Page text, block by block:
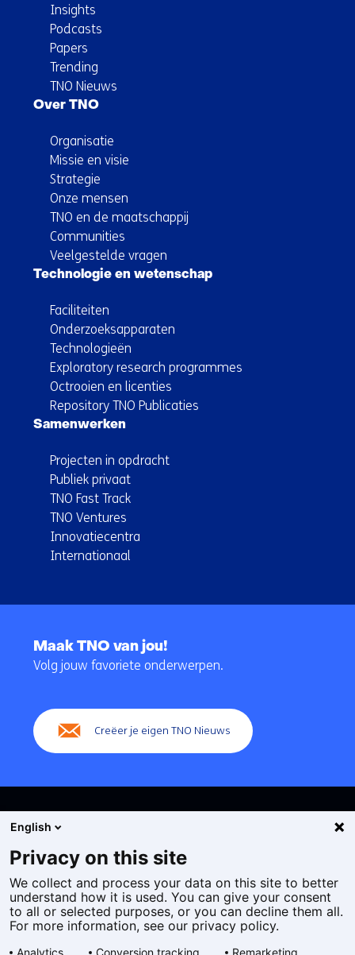
Insights
Podcasts
Papers
Trending
TNO Nieuws
Over TNO
Organisatie
Missie en visie
Strategie
Onze mensen
TNO en de maatschappij
Communities
Veelgestelde vragen
Technologie en wetenschap
Faciliteiten
Onderzoeksapparaten
Technologieën
Exploratory research programmes
Octrooien en licenties
Repository TNO Publicaties
Samenwerken
Projecten in opdracht
Publiek privaat
TNO Fast Track
TNO Ventures
Innovatiecentra
Internationaal
navigatie
Maak TNO van jou!
Volg jouw favoriete onderwerpen.
Creëer je eigen TNO Nieuws
Cookies
Privacy statement
Toegankelijkheid
English
Privacy on this site
We collect and process your data on this site to better
understand how it is used. You can give your consent
to all or selected purposes, or you can decline them all.
For more information, see our privacy policy.
Analytics Conversion tracking Remarketing